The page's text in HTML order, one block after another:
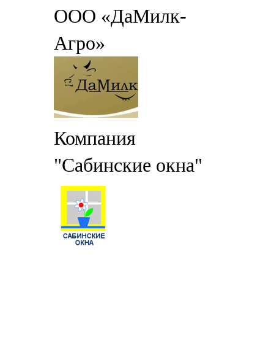
ООО «ДаМилк-
Агро»
Компания
"Сабинские окна"